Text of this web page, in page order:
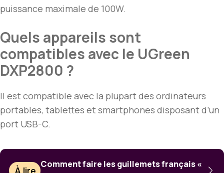
puissance maximale de 100W.
Quels appareils sont
compatibles avec le UGreen
DXP2800 ?
Il est compatible avec la plupart des ordinateurs
portables, tablettes et smartphones disposant d’un
port USB-C.
Comment faire les guillemets français «